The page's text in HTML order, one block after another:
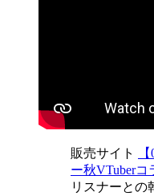
販売サイト
ー秋VTuberコ
リスナーとの